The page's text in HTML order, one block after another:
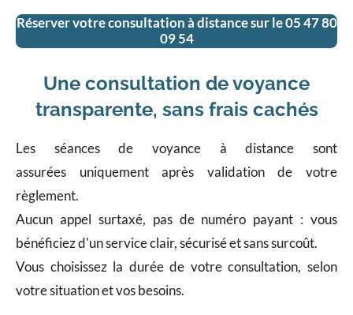
Réserver votre consultation à distance sur le05 47 80
09 54
Une consultation de voyance
transparente, sans frais cachés
Les séances de voyance à distance sont
assurées uniquement après validation de votre
règlement.
Aucun appel surtaxé, pas de numéro payant : vous
bénéficiez d'un service clair, sécurisé et sans surcoût.
Vous choisissez la durée de votre consultation, selon
votre situation et vos besoins.